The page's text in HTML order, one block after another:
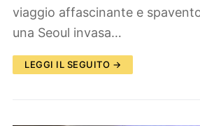
viaggio affascinante e
una Seoul invasa…
LEGGI IL SEGUITO →